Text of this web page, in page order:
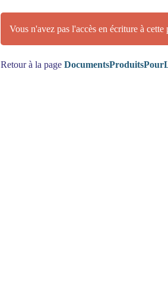
Vous n'avez pas l'accès en écriture à cette
Retour à la page